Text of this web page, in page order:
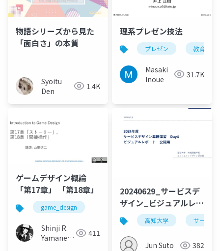
物語シリーズから見た
「面白さ」の本質
Syoitu
Den
1.4K
理系プレゼン技法
プレゼン 教育
Masaki
Inoue
31.7K
ゲームデザイン概論
「第17章」 「第18章」
game_design
Shinji R.
Yamane
411
20240629_サービスデ
ザイン_ビジュアルレポ
ート_Day4_公開用
高知大学 サービス
Jun Suto 382